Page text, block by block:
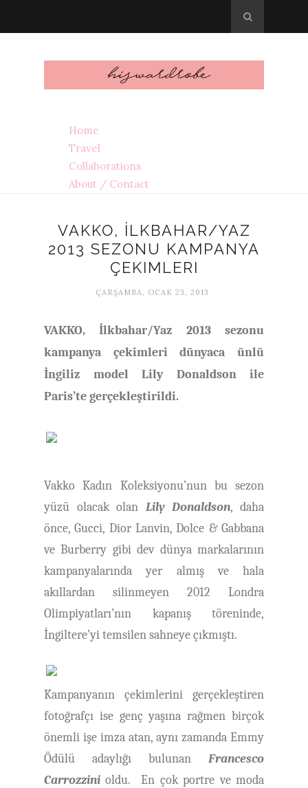
Home
Travel
Collaborations
About / Contact
VAKKO, İLKBAHAR/YAZ
2013 SEZONU KAMPANYA
ÇEKIMLERI
ÇARŞAMBA, OCAK 23, 2013
VAKKO, İlkbahar/Yaz 2013 sezonu
kampanya çekimleri dünyaca ünlü
İngiliz model Lily Donaldson ile
Paris’te gerçekleştirildi.
Vakko Kadın Koleksiyonu’nun bu sezon
yüzü olacak olan Lily Donaldson, daha
önce, Gucci, Dior Lanvin, Dolce & Gabbana
ve Burberry gibi dev dünya markalarının
kampanyalarında yer almış ve hala
akıllardan silinmeyen 2012 Londra
Olimpiyatları’nın kapanış töreninde,
İngiltere’yi temsilen sahneye çıkmıştı.
Kampanyanın çekimlerini gerçekleştiren
fotoğrafçı ise genç yaşına rağmen birçok
önemli işe imza atan, aynı zamanda Emmy
Ödülü adaylığı bulunan Francesco
Carrozzini oldu. En çok portre ve moda